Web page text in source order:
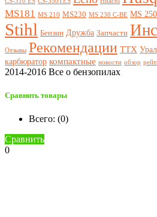
MS181 MS 210 MS230 MS 230 C-BE MS 250
Stihl Бензин Дружба Запчасти
Отзывы Рекомендации ТТХ Урал
карбюратор компактные новости обзор
2014-2016 Все о бензопилах
Сравнить товары
Всего: (0)
Сравнить
0